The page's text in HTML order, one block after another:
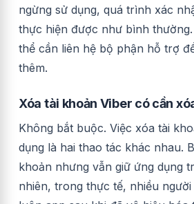
ngừng sử dụng, quá trình xác
thực hiện được như bình
thể cần liên hệ bộ phận hỗ trợ
thêm.
Xóa tài khoản Viber có cần
Không bắt buộc. Việc xóa tài
dụng là hai thao tác khác nhau.
khoản nhưng vẫn giữ ứng dụng
nhiên, trong thực tế, nhiều